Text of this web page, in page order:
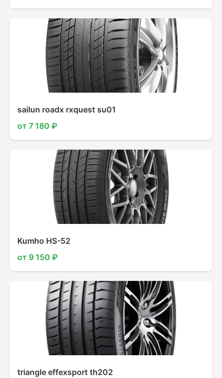
sailun roadx rxquest su01
от 7 180 ₽
Kumho HS-52
от 9 150 ₽
triangle effexsport th202